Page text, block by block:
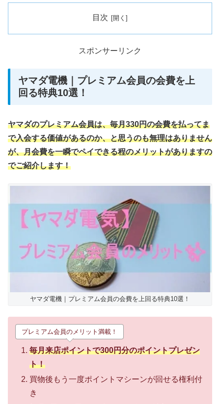
目次
スポンサーリンク
ヤマダ電機｜プレミアム会員の会費を上
回る特典10選！
ヤマダのプレミアム会員は、毎月330円の会費を払ってま
で入会する価値があるのか、と思うのも無理はありません
が、月会費を一瞬でペイできる程のメリットがありますの
でご紹介します！
ヤマダ電機｜プレミアム会員の会費を上回る特典10選！
プレミアム会員のメリット満載！
毎月来店ポイントで300円分のポイントプレゼン
ト！
買物後もう一度ポイントマシーンが回せる権利付
き